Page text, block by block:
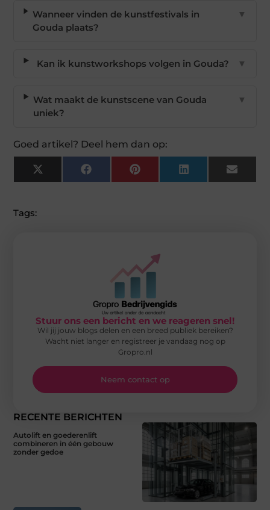
Wanneer vinden de kunstfestivals in
Gouda plaats?
▼
Kan ik kunstworkshops volgen in Gouda? ▼
Wat maakt de kunstscene van Gouda
uniek?
▼
Goed artikel? Deel hem dan op:
X
(Twitter)
FacebookPinterest LinkedIn Email
Tags:
RECENTE BERICHTEN
Autolift en goederenlift
combineren in één gebouw
zonder gedoe
Stuur ons een bericht en we reageren snel!
Wil jij jouw blogs delen en een breed publiek bereiken?
Wacht niet langer en registreer je vandaag nog op
Gropro.nl
Neem contact op